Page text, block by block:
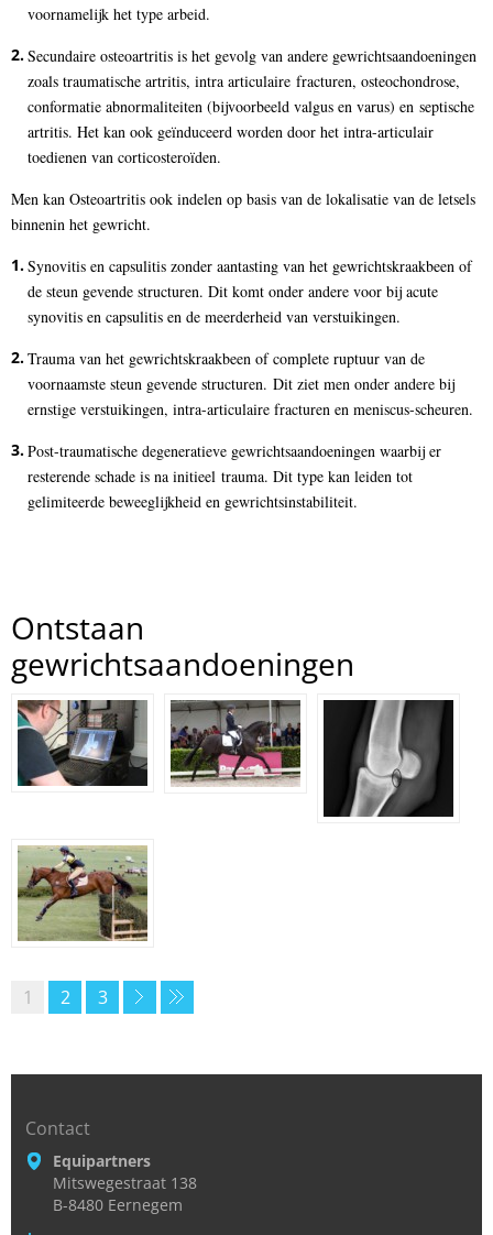
voornamelijk het type arbeid.
Secundaire osteoartritis is het gevolg van andere gewrichtsaandoeningen
zoals traumatische artritis, intra articulaire fracturen, osteochondrose,
conformatie abnormaliteiten (bijvoorbeeld valgus en varus) en septische
artritis. Het kan ook geïnduceerd worden door het intra-articulair
toedienen van corticosteroïden.
Men kan Osteoartritis ook indelen op basis van de lokalisatie van de letsels
binnenin het gewricht.
Synovitis en capsulitis zonder aantasting van het gewrichtskraakbeen of
de steun gevende structuren. Dit komt onder andere voor bij acute
synovitis en capsulitis en de meerderheid van verstuikingen.
Trauma van het gewrichtskraakbeen of complete ruptuur van de
voornaamste steun gevende structuren. Dit ziet men onder andere bij
ernstige verstuikingen, intra-articulaire fracturen en meniscus-scheuren.
Post-traumatische degeneratieve gewrichtsaandoeningen waarbij er
resterende schade is na initieel trauma. Dit type kan leiden tot
gelimiteerde beweeglijkheid en gewrichtsinstabiliteit.
Ontstaan
gewrichtsaandoeningen
1 2 3
Contact
Equipartners
Mitswegestraat 138
B-8480 Eernegem